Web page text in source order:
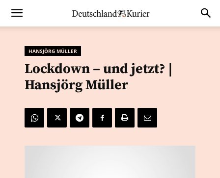
HANSJÖRG MÜLLER
Lockdown – und jetzt? |
Hansjörg Müller